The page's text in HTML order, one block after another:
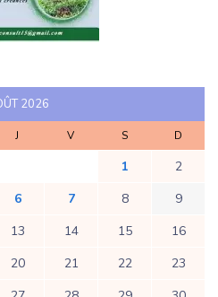
2026
J V S D
1
2
6 7 8
9
13 14 15
16
20 21 22
23